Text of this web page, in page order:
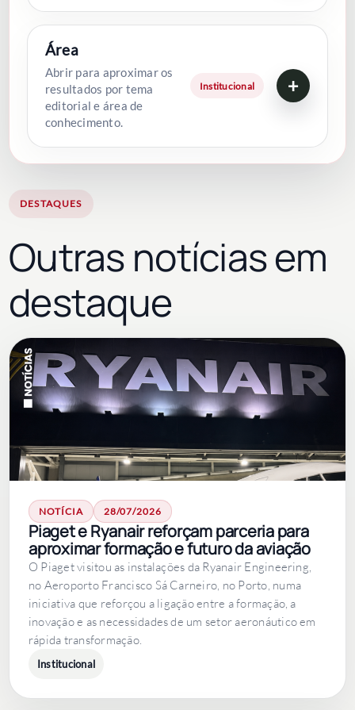
Área
Abrir para aproximar os
resultados por tema
editorial e área de
conhecimento.
Institucional +
DESTAQUES
Outras notícias em
destaque
NOTÍCIA 28/07/2026
Piaget e Ryanair reforçam parceria para
aproximar formação e futuro da aviação
O Piaget visitou as instalações da Ryanair Engineering,
no Aeroporto Francisco Sá Carneiro, no Porto, numa
iniciativa que reforçou a ligação entre a formação, a
inovação e as necessidades de um setor aeronáutico em
rápida transformação.
Institucional